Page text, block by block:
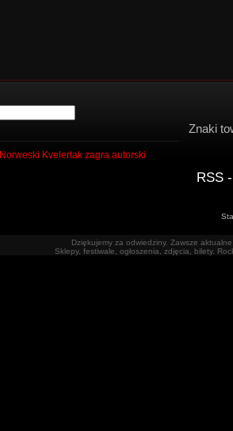
Norweski Kvelertak zagra autorski
Znaki
RSS
Dziękujemy za odwiedziny. Zawsze
Sklepy, festiwale, ogłoszenia, zdjęcia, bilety.